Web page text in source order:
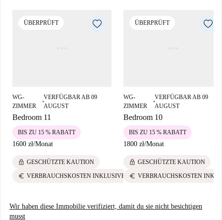
ÜBERPRÜFT
WG-
ZIMMER
■
VERFÜGBAR AB 09
AUGUST
Bedroom 11
1600 zł/Monat
BIS ZU 15 % RABATT
lock GESCHÜTZTE KAUTION
euro VERBRAUCHSKOSTEN INKLUSIVE
ÜBERPRÜFT
WG-
ZIMMER
■
VERFÜGBAR AB 09
AUGUST
Bedroom 10
1800 zł/Monat
BIS ZU 15 % RABATT
lock GESCHÜTZTE KAUTION
euro VERBRAUCHSKOSTEN
Wir haben diese Immobilie verifiziert, damit du sie nicht besichtigen
musst